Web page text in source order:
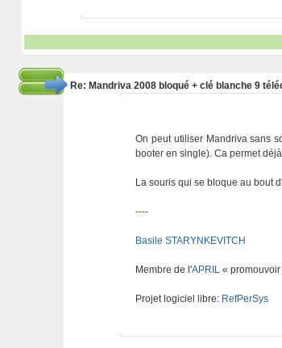
Re: Mandriva 2008 bloqué + clé blanche 9
On peut utiliser Mandriva sans
booter en single). Ca permet
La souris qui se bloque au bout
----
Basile STARYNKEVITCH
Membre de l'APRIL «
Projet logiciel libre: RefPerSys